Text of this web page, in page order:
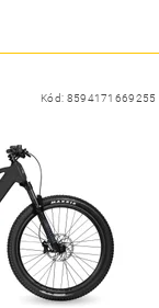
Kód: 8594171669255